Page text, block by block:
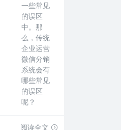
一些常见
的误区
中。那
么，传统
企业运营
微信分销
系统会有
哪些常见
的误区
呢？
阅读全文